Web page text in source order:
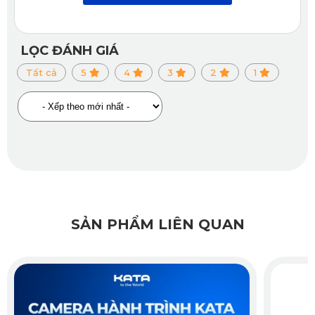
2.2. Cam hành trình KATA KD002
LỌC ĐÁNH GIÁ
Tất cả 5 4 3 2 1
SẢN PHẨM LIÊN QUAN